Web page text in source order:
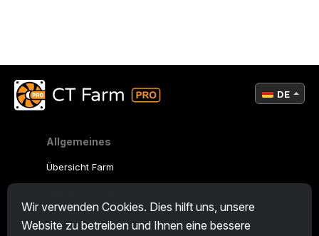
Wir verwenden Cookies. Dies hilft uns, unsere
Website zu betreiben und Ihnen eine bessere
Allgemeines
Übersicht Farm
CryptoTab
DE